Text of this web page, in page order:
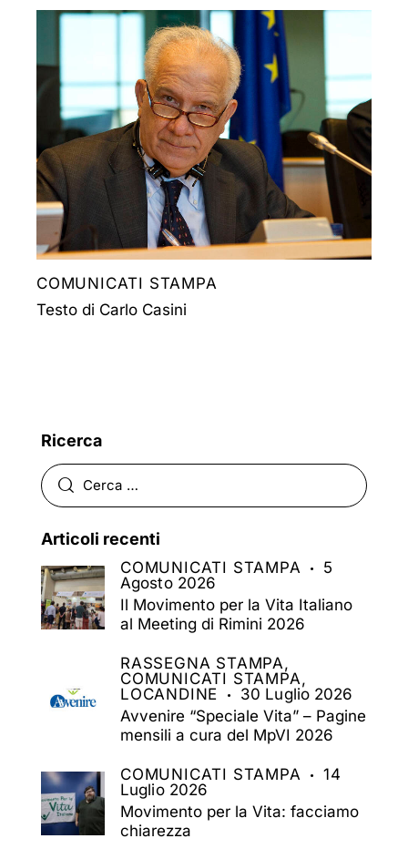
COMUNICATI STAMPA
Testo di Carlo Casini
Ricerca
Articoli recenti
COMUNICATI STAMPA
5
Agosto 2026
Il Movimento per la Vita Italiano
al Meeting di Rimini 2026
RASSEGNA STAMPA,
COMUNICATI STAMPA,
LOCANDINE
30 Luglio 2026
Avvenire “Speciale Vita” – Pagine
mensili a cura del MpVI 2026
COMUNICATI STAMPA
14
Luglio 2026
Movimento per la Vita: facciamo
chiarezza